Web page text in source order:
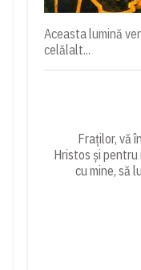
Aceasta lumină
celălalt...
Fraților, vă
Hristos și
cu mine, să